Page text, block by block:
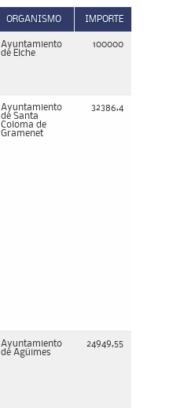
ORGANISMO IMPORTE
Ayuntamiento
de Elche
100000
Ayuntamiento
de Santa
Coloma de
Gramenet
32386,4
Ayuntamiento
de Agüimes
24949,55